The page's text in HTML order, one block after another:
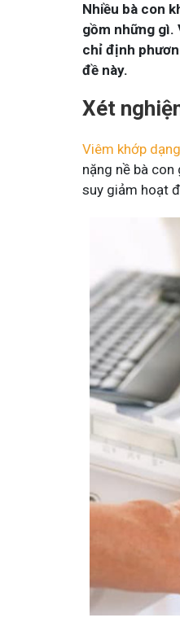
Nhiều bà con
gồm những gì.
chỉ định
đề này.
Xét
Viêm khớp
nặng nề bà
suy giảm hoạt
ngứa gây khó chịu và ảnh hưởng sinh